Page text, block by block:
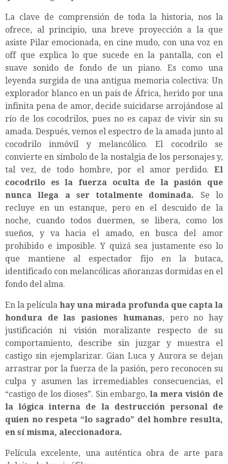
La clave de comprensión de toda la historia, nos la
ofrece, al principio, una breve proyección a la que
asiste Pilar emocionada, en cine mudo, con una voz en
off que explica lo que sucede en la pantalla, con el
suave sonido de fondo de un piano. Es como una
leyenda surgida de una antigua memoria colectiva: Un
explorador blanco en un país de África, herido por una
infinita pena de amor, decide suicidarse arrojándose al
río de los cocodrilos, pues no es capaz de vivir sin su
amada. Después, vemos el espectro de la amada junto al
cocodrilo inmóvil y melancólico. El cocodrilo se
convierte en símbolo de la nostalgia de los personajes y,
tal vez, de todo hombre, por el amor perdido. El
cocodrilo es la fuerza oculta de la pasión que
nunca llega a ser totalmente dominada. Se lo
recluye en un estanque, pero en el descuido de la
noche, cuando todos duermen, se libera, como los
sueños, y va hacia el amado, en busca del amor
prohibido e imposible. Y quizá sea justamente eso lo
que mantiene al espectador fijo en la butaca,
identificado con melancólicas añoranzas dormidas en el
fondo del alma.
En la película hay una mirada profunda que capta la
hondura de las pasiones humanas, pero no hay
justificación ni visión moralizante respecto de su
comportamiento, describe sin juzgar y muestra el
castigo sin ejemplarizar. Gian Luca y Aurora se dejan
arrastrar por la fuerza de la pasión, pero reconocen su
culpa y asumen las irremediables consecuencias, el
“castigo de los dioses”. Sin embargo,la mera visión de
la lógica interna de la destrucción personal de
quien no respeta “lo sagrado” del hombre resulta,
en sí misma, aleccionadora.
Película excelente, una auténtica obra de arte para